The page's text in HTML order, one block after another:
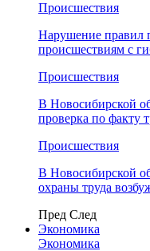
Происшествия
Нарушение правил
происшествиям с
Происшествия
В Новосибирской
проверка по факту
Происшествия
В Новосибирской
охраны труда
Пред След
Экономика
Экономика